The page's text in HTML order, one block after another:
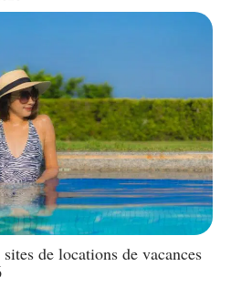
de locations de vacances